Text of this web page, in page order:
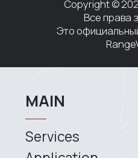
rights reserved.
This is the official website
RangeVision